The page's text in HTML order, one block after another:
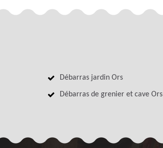
Débarras jardin Ors
Débarras de grenier et cave Ors